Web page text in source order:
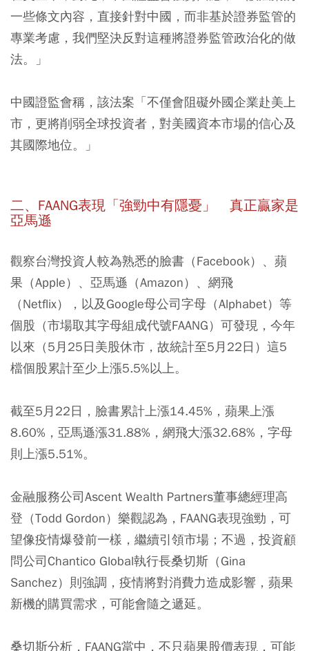
一些條文內容，直接針對中國，而非基於證券監管的
專業考慮，我們堅決反對這種將證券監管政治化的做
法。」
中國證監會稱，該法案「不僅會阻礙外國企業赴美上
市，更將削弱全球投資者，對美國資本市場的信心及
其國際地位。」
二、FAANG表現「強勁中有隱憂」 真正贏家是
亞馬遜
觀察台灣投資人較為熟悉的臉書（Facebook）、蘋
果（Apple）、亞馬遜（Amazon）、網飛
（Netflix），以及Google母公司字母（Alphabet）等
個股（市場取其字母組成代號FAANG）可發現，今年
以來（5月25日美股休市，故統計至5月22日）這5
檔個股累計至少上漲5.5%以上。
截至5月22日，臉書累計上漲14.45%，蘋果上漲
8.60%，亞馬遜漲31.88%，網飛大漲32.68%，字母
則上漲5.51%。
金融服務公司Ascent Wealth Partners董事總經理高
登（Todd Gordon）樂觀認為，FAANG表現強勁，可
望像疫情爆發前一樣，繼續引領市場；不過，投資顧
問公司Chantico Global執行長桑切斯（Gina
Sanchez）則強調，疫情將對消費力造成影響，蘋果
新機的購買需求，可能會隨之遞延。
桑切斯分析，FAANG當中，不只蘋果股價表現，可能